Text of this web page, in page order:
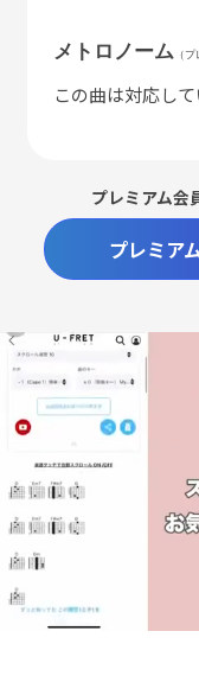
メトロノーム （
この曲は対応し
プレミアム会
プレミア